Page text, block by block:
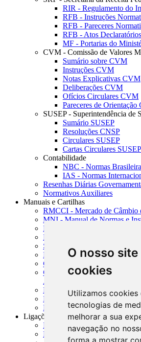
O nosso site
cookies
Utilizamos cookies
tecnologias de
melhorar a sua
navegação no
forma a mostrar
RIR - Regulamento do
RFB - Instruções
RFB - Pareceres
RFB - Atos Declaratórios
MF - Portarias do
CVM - Comissão de Valores
Sumário sobre CVM
Instruções CVM
Notas Explicativas CVM
Deliberações CVM
Ofícios Circulares CVM
Pareceres de
SUSEP - Superintendência de
Sumário SUSEP
Resoluções CNSP
Circulares SUSEP
Cartas Circulares SUSEP
Contabilidade
NBC - Normas
IAS - Normas
Resenhas Diárias
Normativos Auxiliares
Manuais e Cartilhas
RMCCI - Mercado de Câmbio
MNI - Manual de Normas e
MTVM - Manual de Títulos e
MCR - Manual de Crédito Rural
SISORF - Manual de
MASUP - Manual de
CADOC - Catálogo de
CNAE-CONCLA -
Atividades Econômicas
PMF - Cartilhas do BCB
Manuais Auxiliares do BCB e
Resenhas Diárias
Ligações Externas
Links Úteis
Presidência da República